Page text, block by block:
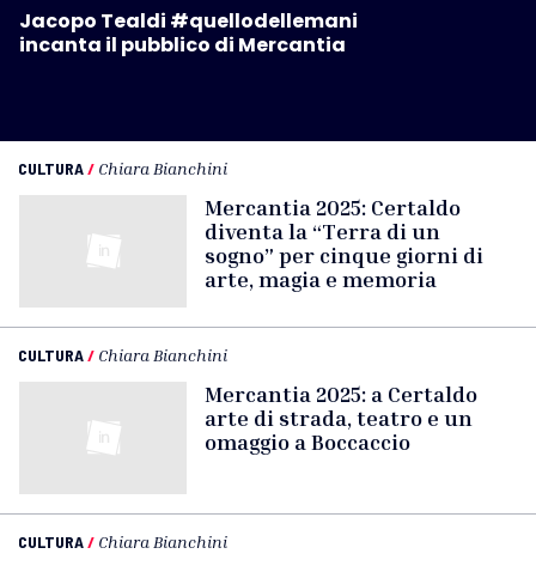
Jacopo Tealdi #quellodellemani
incanta il pubblico di Mercantia
CULTURA/ Chiara Bianchini
Mercantia 2025: Certaldo
diventa la “Terra di un
sogno” per cinque giorni di
arte, magia e memoria
CULTURA/ Chiara Bianchini
Mercantia 2025: a Certaldo
arte di strada, teatro e un
omaggio a Boccaccio
CULTURA/ Chiara Bianchini